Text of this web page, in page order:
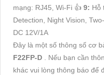
mạng: RJ45, Wi-Fi 👍 9: Hỗ
Detection, Night Vision,
DC 12V/1A
Đây là một số thông số cơ
F22FP-D
. Nếu bạn cần
khác vui lòng thông báo để